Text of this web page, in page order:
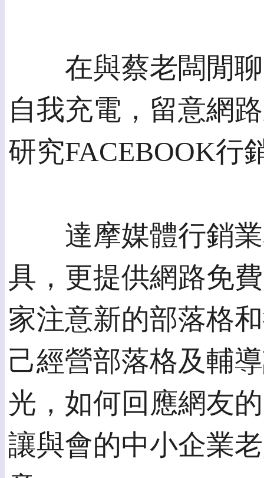
在與蔡老闆閒聊
自我充電，留意網
研究FACEBOOK行
達摩媒體行銷業
具，更提供網路免
家注意新的部落格
己經營部落格及輔
光，如何回應網友
讓與會的中小企業